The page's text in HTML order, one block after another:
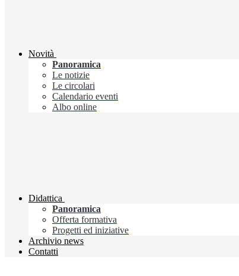
Novità
Panoramica
Le notizie
Le circolari
Calendario eventi
Albo online
Didattica
Panoramica
Offerta formativa
Progetti ed iniziative
Archivio news
Contatti